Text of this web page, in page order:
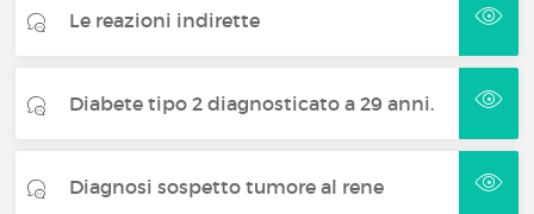
Le reazioni indirette
Diabete tipo 2 diagnosticato a 29 anni.
Diagnosi sospetto tumore al rene